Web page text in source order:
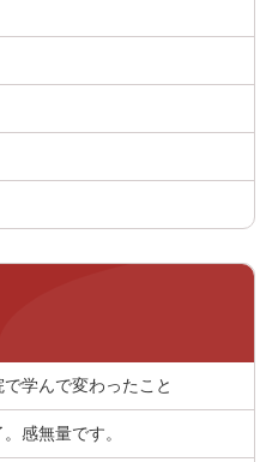
学んで変わったこと
感無量です。